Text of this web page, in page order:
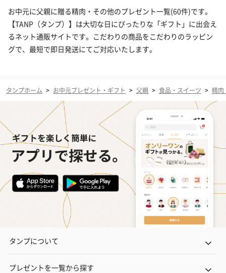
お中元に父親に贈る精肉・その他のプレゼント一覧(60件)です。
【TANP（タンプ）】は大切な日にぴったりな「ギフト」に出会え
るネット通販サイトです。こだわりの商品をこだわりのラッピン
グで、最短で即日発送にてご対応いたします。
タンプホーム > お中元プレゼント・ギフト > 父親 > 食品・スイーツ > 精肉
タンプについて
プレゼントを一覧から探す